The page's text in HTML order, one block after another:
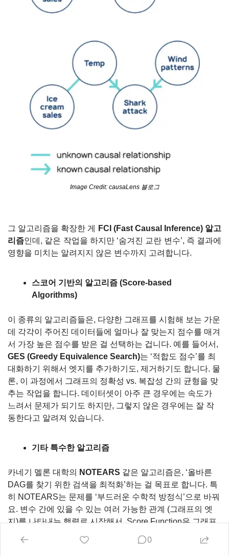
Image Credit: causaLens 블로그
그 알고리즘을 확장한 게
FCI (Fast Causal Inference) 알고
리즘인데, 같은 작업을 하지만 ‘숨겨진 교란 변수’, 즉 결과에
영향을 미치는 알려지지 않은 변수까지 고려합니다.
스코어 기반의 알고리즘 (Score-based
Algorithms)
이 종류의 알고리즘들은, 다양한 그래프를 시험해 보는 가운
데 각각이 주어진 데이터들에 얼마나 잘 맞는지 점수를 매겨
GES (Greedy Equivalence Search)는 ‘적합도 점수’를 최
대화하기 위해서 엣지를 추가하기도, 제거하기도 합니다. 물
론, 이 과정에서 그래프의 정확성 vs. 복잡성 간의 균형을 맞
추는 작업을 합니다. 데이터셋이 아주 큰 경우에는 속도가
느려서 문제가 되기도 하지만, 그렇지 않은 경우에는 잘 작
동한다고 알려져 있습니다.
기타 특수한 알고리즘
카네기 멜론 대학의 NOTEARS 같은 알고리즘은, ‘올바른
DAG를 찾기 위한 검색을 최적화’하는 걸 목표로 합니다. 특
히 NOTEARS는 문제를 ‘부드러운 수학적 방정식’으로 바꿔
요. 변수 간에 있을 수 있는 여러 가능한 관계 (그래프의 엣
지)를 나타내는 행렬로 시작해서, Score Function은 그래프
가 데이터를 얼마나 잘 설명하는지 정의, 확인하고, 그래프
에 순환이 발생하지 않도록 부드러운 수학적 제약 조건이 추
0